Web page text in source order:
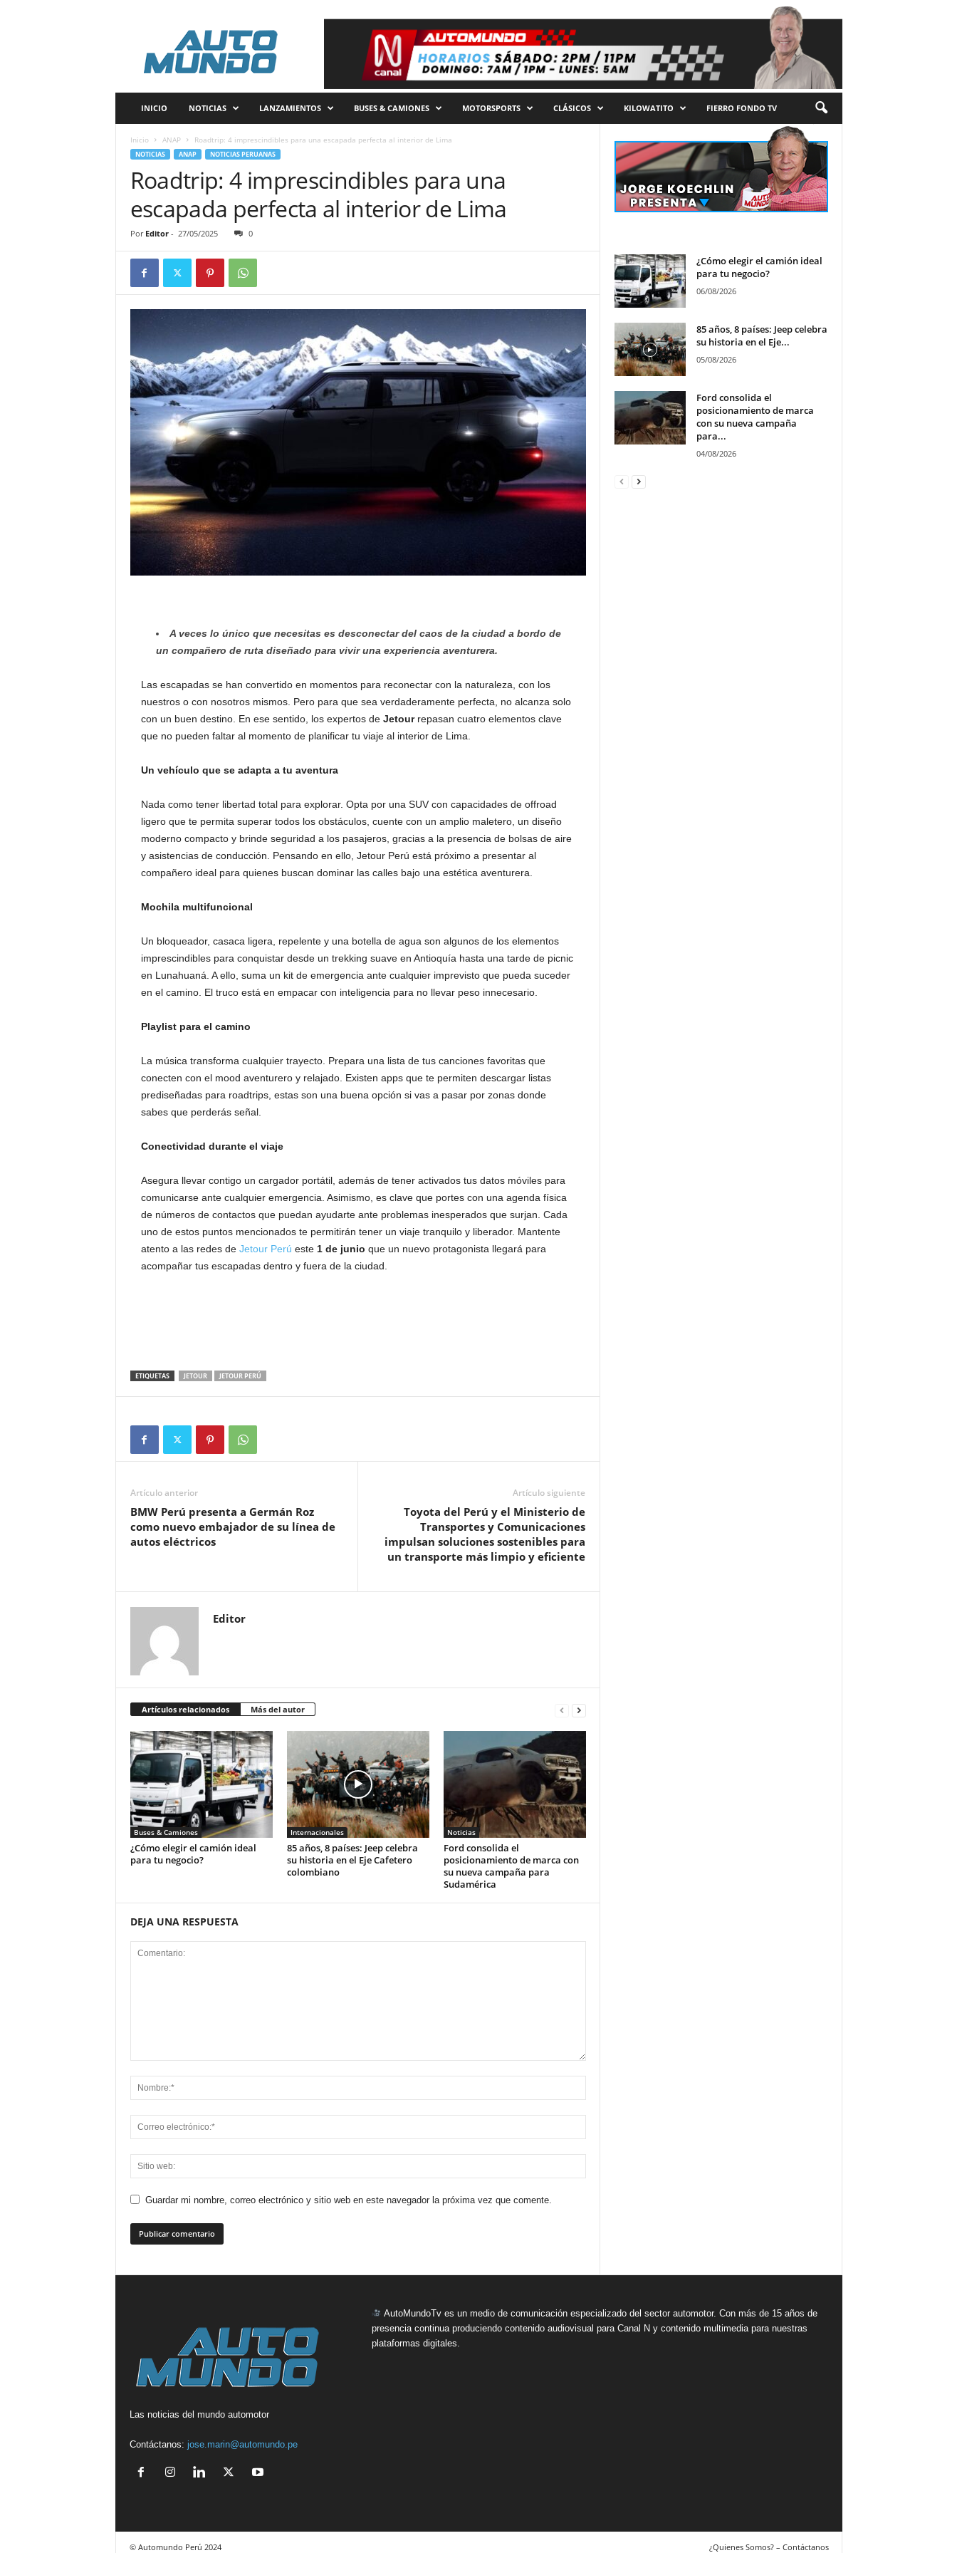
INICIO NOTICIAS LANZAMIENTOS BUSES & CAMIONES MOTORSPORTS CLÁSICOS KILOWATITO FIERRO FONDO TV
Inicio ANAP Roadtrip: 4 imprescindibles para una escapada perfecta al interior de Lima
NOTICIAS ANAP NOTICIAS PERUANAS
Roadtrip: 4 imprescindibles para una
escapada perfecta al interior de Lima
Por Editor- 27/05/2025 0
A veces lo único que necesitas es desconectar del caos de la ciudad a bordo de
un compañero de ruta diseñado para vivir una experiencia aventurera.
Las escapadas se han convertido en momentos para reconectar con la naturaleza, con los
nuestros o con nosotros mismos. Pero para que sea verdaderamente perfecta, no alcanza solo
con un buen destino. En ese sentido, los expertos deJetourrepasan cuatro elementos clave
que no pueden faltar al momento de planificar tu viaje al interior de Lima.
Un vehículo que se adapta a tu aventura
Nada como tener libertad total para explorar. Opta por una SUV con capacidades de offroad
ligero que te permita superar todos los obstáculos, cuente con un amplio maletero, un diseño
moderno compacto y brinde seguridad a los pasajeros, gracias a la presencia de bolsas de aire
y asistencias de conducción. Pensando en ello, Jetour Perú está próximo a presentar al
compañero ideal para quienes buscan dominar las calles bajo una estética aventurera.
Mochila multifuncional
Un bloqueador, casaca ligera, repelente y una botella de agua son algunos de los elementos
imprescindibles para conquistar desde un trekking suave en Antioquía hasta una tarde de picnic
en Lunahuaná. A ello, suma un kit de emergencia ante cualquier imprevisto que pueda suceder
en el camino. El truco está en empacar con inteligencia para no llevar peso innecesario.
Playlist para el camino
La música transforma cualquier trayecto. Prepara una lista de tus canciones favoritas que
conecten con el mood aventurero y relajado. Existen apps que te permiten descargar listas
prediseñadas para roadtrips, estas son una buena opción si vas a pasar por zonas donde
sabes que perderás señal.
Conectividad durante el viaje
Asegura llevar contigo un cargador portátil, además de tener activados tus datos móviles para
comunicarse ante cualquier emergencia. Asimismo, es clave que portes con una agenda física
de números de contactos que puedan ayudarte ante problemas inesperados que surjan. Cada
uno de estos puntos mencionados te permitirán tener un viaje tranquilo y liberador. Mantente
atento a las redes de Jetour Perú este 1 de junio que un nuevo protagonista llegará para
acompañar tus escapadas dentro y fuera de la ciudad.
ETIQUETAS JETOUR JETOUR PERÚ
Artículo anterior
BMW Perú presenta a Germán Roz
como nuevo embajador de su línea de
autos eléctricos
Artículo siguiente
Toyota del Perú y el Ministerio de
Transportes y Comunicaciones
impulsan soluciones sostenibles para
un transporte más limpio y eficiente
Editor
Artículos relacionados Más del autor
Buses & Camiones
¿Cómo elegir el camión ideal
para tu negocio?
Internacionales
85 años, 8 países: Jeep celebra
su historia en el Eje Cafetero
colombiano
Noticias
Ford consolida el
posicionamiento de marca con
su nueva campaña para
Sudamérica
DEJA UNA RESPUESTA
Guardar mi nombre, correo electrónico y sitio web en este navegador la próxima vez que comente.
¿Cómo elegir el camión ideal
para tu negocio?
06/08/2026
85 años, 8 países: Jeep celebra
su historia en el Eje...
05/08/2026
Ford consolida el
posicionamiento de marca
con su nueva campaña
para...
04/08/2026
Las noticias del mundo automotor
Contáctanos: jose.marin@automundo.pe
AutoMundoTv es un medio de comunicación especializado del sector automotor. Con más de 15 años de
presencia continua produciendo contenido audiovisual para Canal N y contenido multimedia para nuestras
plataformas digitales.
¿Quienes Somos? – Contáctanos
© Automundo Perú 2024